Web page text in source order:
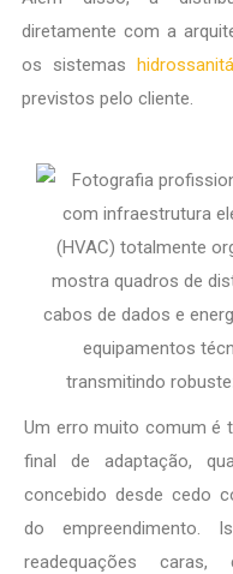
diretamente com a
os sistemas
previstos pelo cliente.
Um erro muito comum é
final de adaptação,
concebido desde cedo
do empreendimento.
readequações